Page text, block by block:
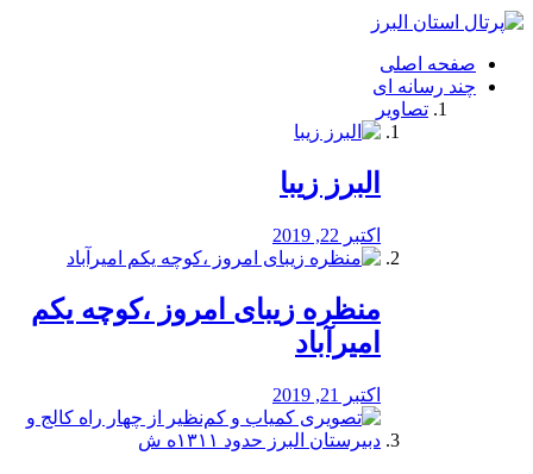
فصد
شرق
تهران
خشکشویی
صفحه اصلی
چند رسانه ای
تصاویر
البرز زیبا
اکتبر 22, 2019
منظره‌‌ زیبای امروز ،کوچه یکم
امیرآباد
اکتبر 21, 2019